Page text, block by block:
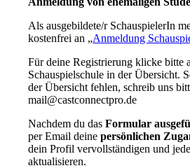
Als ausgebildete/r SchauspielerIn
kostenfrei an „Anmeldung
Für deine Registrierung klicke bitte
Schauspielschule in der Übersicht.
der Übersicht fehlen, schreib uns
mail@castconnectpro.de
Nachdem du das Formular
per Email deinepersönlichen
dein Profil vervollständigen und
aktualisieren.